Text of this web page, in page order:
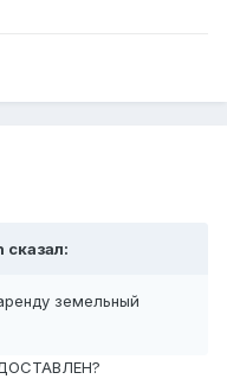
сказал:
земельный